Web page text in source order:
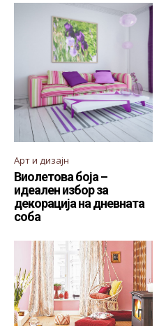
Арт и дизајн
Виолетова боја –
идеален избор за
декорација на дневната
соба